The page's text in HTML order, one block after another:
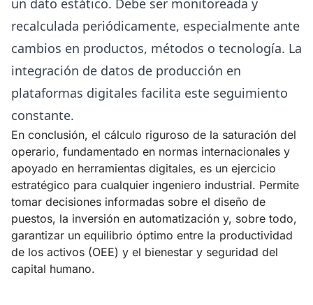
un dato estático. Debe ser monitoreada y
recalculada periódicamente, especialmente ante
cambios en productos, métodos o tecnología. La
integración de datos de producción en
plataformas digitales facilita este seguimiento
constante.
En conclusión, el cálculo riguroso de la saturación del
operario, fundamentado en normas internacionales y
apoyado en herramientas digitales, es un ejercicio
estratégico para cualquier ingeniero industrial. Permite
tomar decisiones informadas sobre el diseño de
puestos, la inversión en automatización y, sobre todo,
garantizar un equilibrio óptimo entre la productividad
de los activos (OEE) y el bienestar y seguridad del
capital humano.